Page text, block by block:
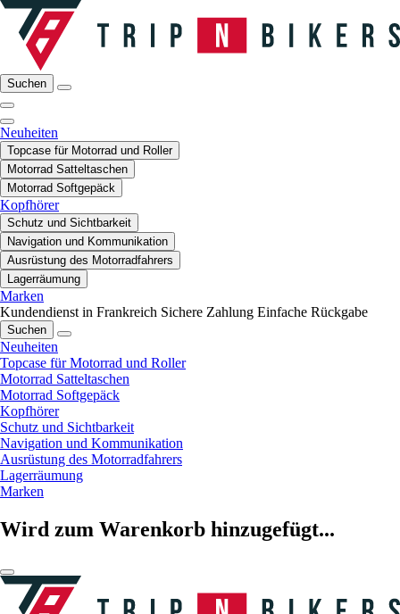
Suchen
Neuheiten
Topcase für Motorrad und Roller
Motorrad Satteltaschen
Motorrad Softgepäck
Kopfhörer
Schutz und Sichtbarkeit
Navigation und Kommunikation
Ausrüstung des Motorradfahrers
Lagerräumung
Marken
Kundendienst in Frankreich Sichere Zahlung Einfache Rückgabe
Suchen
Neuheiten
Topcase für Motorrad und Roller
Motorrad Satteltaschen
Motorrad Softgepäck
Kopfhörer
Schutz und Sichtbarkeit
Navigation und Kommunikation
Ausrüstung des Motorradfahrers
Lagerräumung
Marken
Wird zum Warenkorb hinzugefügt...